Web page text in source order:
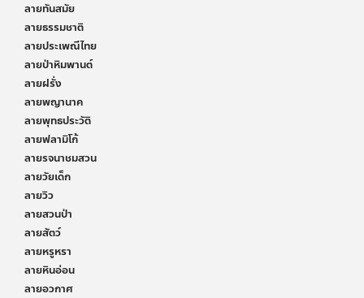
ลายทันสมัย
ลายธรรมชาติ
ลายประเพณีไทย
ลายป่าหิมพานต์
ลายฝรั่ง
ลายพญานาค
ลายพุทธประวัติ
ลายฟลามิโก้
ลายรจนาชมสวน
ลายวัยเด็ก
ลายวิว
ลายสวนป่า
ลายสัตว์
ลายหรูหรา
ลายหินอ่อน
ลายอวกาศ